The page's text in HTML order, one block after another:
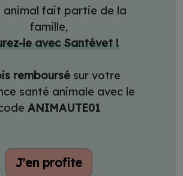
animal fait partie de la
famille,
le avec Santévet !
remboursé sur votre
santé animale avec le
ANIMAUTE01
J'en profite